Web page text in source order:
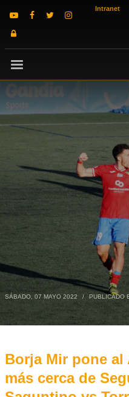
Intranet
SÁBADO, 07 MAYO 2022 / PUBLICADO
Borja Mir pone
más cerca de